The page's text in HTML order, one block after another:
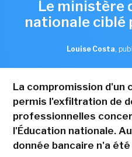
Le ministère
nationale ciblé
Louise Costa,
La compromission d'un
permis l'exfiltration de
professionnelles
l'Éducation nationale.
donnée bancaire n'a